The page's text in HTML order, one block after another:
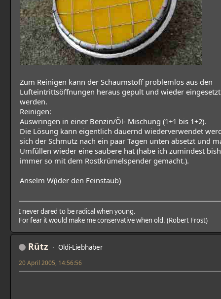
Zum Reinigen kann der Schaumstoff problemlos aus den
Lufteintrittsöffnungen heraus gepult und wieder eingesetzt
werden.
Reinigen:
Auswringen in einer Benzin/Öl- Mischung (1+1 bis 1+2).
Die Lösung kann eigentlich dauernd wiederverwendet
sich der Schmutz nach ein paar Tagen unten absetzt und
Umfüllen wieder eine saubere hat (habe ich zumindest
immer so mit dem Rostkrümelspender gemacht.).
Anselm W(ider den Feinstaub)
I never dared to be radical when young.
For fear it would make me conservative when old. (Robert Frost)
Rütz Oldi-Liebhaber
20 April 2005, 14:56:56